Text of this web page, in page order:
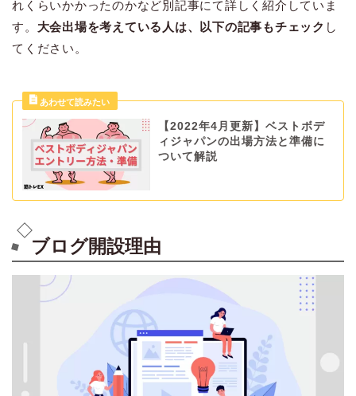
れくらいかかったのかなど別記事にて詳しく紹介していま
す。 大会出場を考えている人は、以下の記事もチェック し
てください。
【2022年4月更新】ベストボデ
ィジャパンの出場方法と準備に
ついて解説
ブログ開設理由